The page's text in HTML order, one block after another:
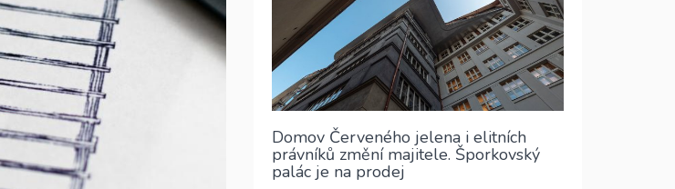
Domov Červeného jelena i elitních
právníků změní majitele. Šporkovský
palác je na prodej